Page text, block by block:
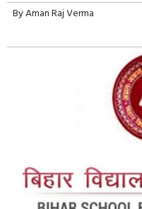
ByAman Raj Verma